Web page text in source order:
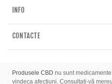
INFO
CONTACTE
Produsele CBD nu sunt
vindeca afecțiuni. Consultați-vă